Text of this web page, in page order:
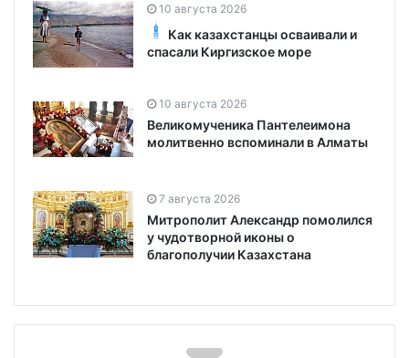
10 августа 2026
Как казахстанцы осваивали и
спасали Киргизское море
10 августа 2026
Великомученика Пантелеимона
молитвенно вспоминали в Алматы
7 августа 2026
Митрополит Александр помолился
у чудотворной иконы о
благополучии Казахстана